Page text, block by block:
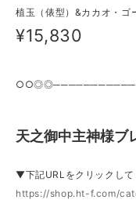
植玉（俵型）&カカオ・ゴ
¥15,830
天之御中主神様ブ
▼下記URLをクリックし
https://shop.ht-f.com/